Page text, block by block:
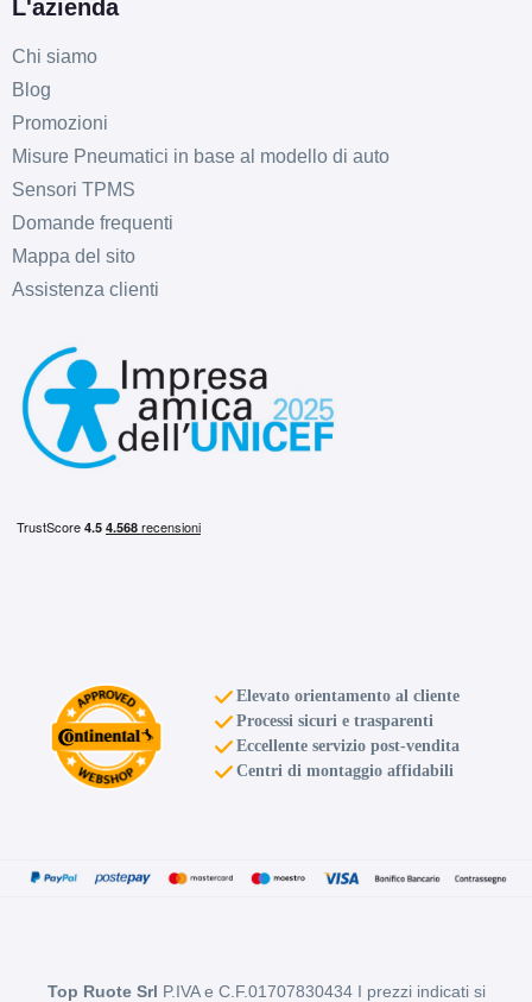
L'azienda
Chi siamo
Blog
Promozioni
Misure Pneumatici in base al modello di auto
Sensori TPMS
Domande frequenti
Mappa del sito
Assistenza clienti
Elevato orientamento al cliente
Processi sicuri e trasparenti
Eccellente servizio post-vendita
Centri di montaggio affidabili
Top Ruote Srl P.IVA e C.F.01707830434 I prezzi indicati si